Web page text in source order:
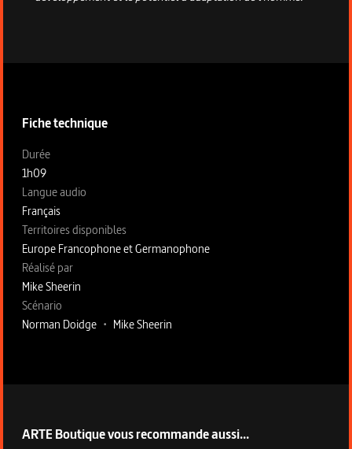
Fiche technique
Fiche technique section gauche
Durée
1h09
Langue audio
Français
Territoires disponibles
Europe Francophone et Germanophone
Fiche technique section droite
Réalisé par
Mike Sheerin
Scénario
Norman Doidge • Mike Sheerin
ARTE Boutique vous recommande aussi...